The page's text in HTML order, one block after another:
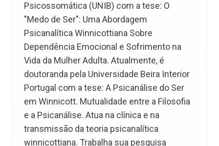
Psicossomática (UNIB) com a tese: O
"Medo de Ser": Uma Abordagem
Psicanalítica Winnicottiana Sobre
Dependência Emocional e Sofrimento na
Vida da Mulher Adulta. Atualmente, é
doutoranda pela Universidade Beira Interior
Portugal com a tese: A Psicanálise do Ser
em Winnicott. Mutualidade entre a Filosofia
e a Psicanálise. Atua na clínica e na
transmissão da teoria psicanalítica
winnicottiana. Trabalha sua pesquisa